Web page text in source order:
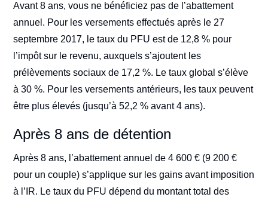
Avant 8 ans, vous ne bénéficiez pas de l’abattement
annuel. Pour les versements effectués après le 27
septembre 2017, le taux du PFU est de 12,8 % pour
l’impôt sur le revenu, auxquels s’ajoutent les
prélèvements sociaux de 17,2 %. Le taux global s’élève
à 30 %. Pour les versements antérieurs, les taux peuvent
être plus élevés (jusqu’à 52,2 % avant 4 ans).
Après 8 ans de détention
Après 8 ans, l’abattement annuel de 4 600 € (9 200 €
pour un couple) s’applique sur les gains avant imposition
à l’IR. Le taux du PFU dépend du montant total des